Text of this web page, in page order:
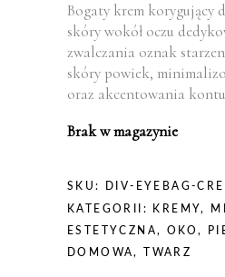
Bogaty krem korygujący
skóry wokół oczu
zwalczania oznak
skóry powiek,
oraz akcentowania
Brak w magazynie
SKU: DIV-EYEBAG-
KATEGORII: KREMY,
ESTETYCZNA, OKO,
DOMOWA, TWARZ